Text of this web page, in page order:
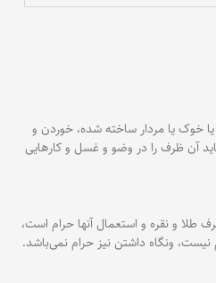
سگ یا خوک یا مردار ساخته شده، خوردن و
آن ظرف را در وضو و غسل و کارهایی
ظرف طلا و نقره و استعمال آنها حرام است،
نیست، ونگاه داشتن نیز حرام نمی‌باشد.